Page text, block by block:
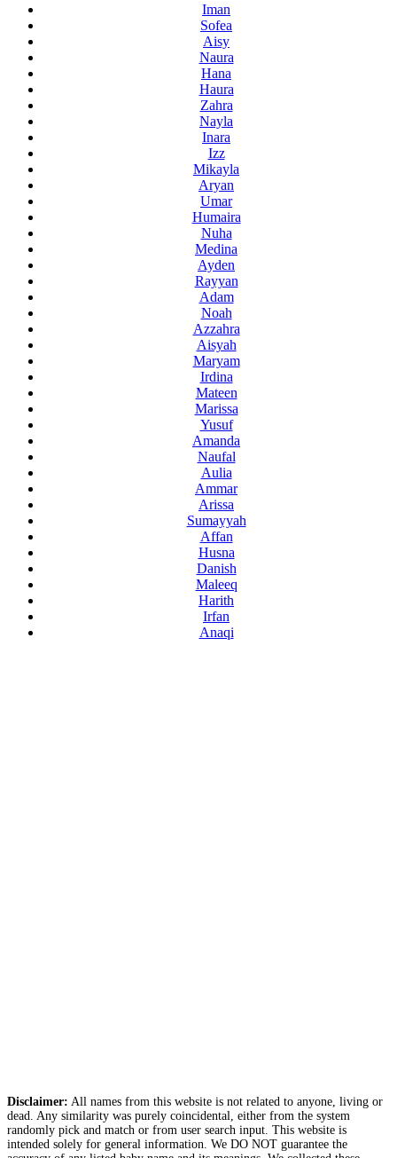
Iman
Sofea
Aisy
Naura
Hana
Haura
Zahra
Nayla
Inara
Izz
Mikayla
Aryan
Umar
Humaira
Nuha
Medina
Ayden
Rayyan
Adam
Noah
Azzahra
Aisyah
Maryam
Irdina
Mateen
Marissa
Yusuf
Amanda
Naufal
Aulia
Ammar
Arissa
Sumayyah
Affan
Husna
Danish
Maleeq
Harith
Irfan
Anaqi
Disclaimer: All names from this website is not related to anyone, living or
dead. Any similarity was purely coincidental, either from the system
randomly pick and match or from user search input. This website is
intended solely for general information. We DO NOT guarantee the